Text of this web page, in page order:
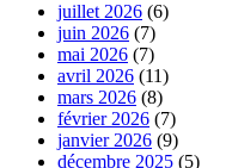
juillet 2026 (6)
juin 2026 (7)
mai 2026 (7)
avril 2026 (11)
mars 2026 (8)
février 2026 (7)
janvier 2026 (9)
décembre 2025 (5)